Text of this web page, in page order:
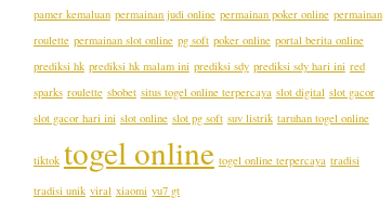
pamer kemaluan permainan judi online permainan poker online permainan
roulette permainan slot online pg soft poker online portal berita online
prediksi hk prediksi hk malam ini prediksi sdy prediksi sdy hari ini red
sparks roulette sbobet situs togel online terpercaya slot digital slot gacor
slot gacor hari ini slot online slot pg soft suv listrik taruhan togel online
tiktok togel online togel online terpercaya tradisi
tradisi unik viral xiaomi yu7 gt